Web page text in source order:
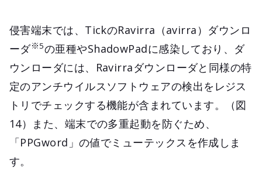
侵害端末では、TickのRavirra（avirra）ダウンロ
ーダ※5の亜種やShadowPadに感染しており、ダ
ウンローダには、Ravirraダウンローダと同様の特
定のアンチウイルスソフトウェアの検出をレジス
トリでチェックする機能が含まれています。（図
14）また、端末での多重起動を防ぐため、
「PPGword」の値でミューテックスを作成しま
す。